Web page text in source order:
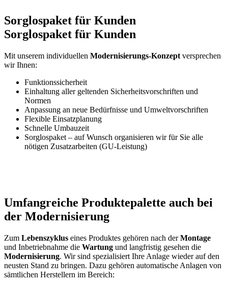
Sorglospaket für Kunden
Sorglospaket für Kunden
Mit unserem individuellen Modernisierungs-Konzept versprechen
wir Ihnen:
Funktionssicherheit
Einhaltung aller geltenden Sicherheitsvorschriften und
Normen
Anpassung an neue Bedürfnisse und Umweltvorschriften
Flexible Einsatzplanung
Schnelle Umbauzeit
Sorglospaket – auf Wunsch organisieren wir für Sie alle
nötigen Zusatzarbeiten (GU-Leistung)
Umfangreiche Produktepalette auch bei
der Modernisierung
Zum Lebenszyklus eines Produktes gehören nach derMontage
und Inbetriebnahme die Wartung und langfristig gesehen die
Modernisierung. Wir sind spezialisiert Ihre Anlage wieder auf den
neusten Stand zu bringen. Dazu gehören automatische Anlagen von
sämtlichen Herstellern im Bereich: